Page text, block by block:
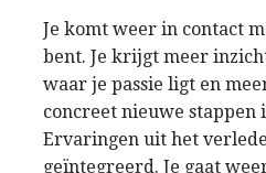
Je komt weer in contact
bent. Je krijgt meer
waar je passie ligt en
concreet nieuwe stappen
Ervaringen uit het
geïntegreerd. Je gaat